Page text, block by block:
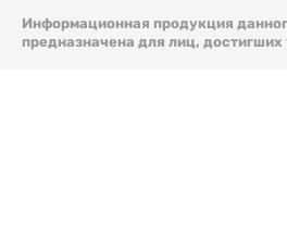
Информационная продукция
предназначена для лиц, достигших